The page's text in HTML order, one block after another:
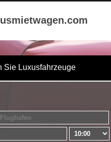
Sie Luxusfahrzeuge